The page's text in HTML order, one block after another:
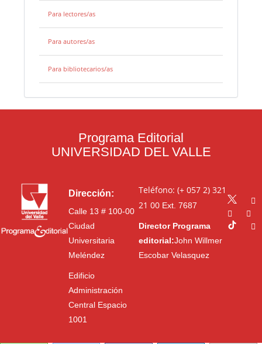
Para lectores/as
Para autores/as
Para bibliotecarios/as
Programa Editorial
UNIVERSIDAD DEL VALLE
Dirección:
Calle 13 # 100-00
Ciudad
Universitaria
Meléndez
Edificio
Administración
Central Espacio
1001
Teléfono: (+ 057 2) 321
21 00Ext. 7687
Director Programa
editorial:John Willmer
Escobar Velasquez